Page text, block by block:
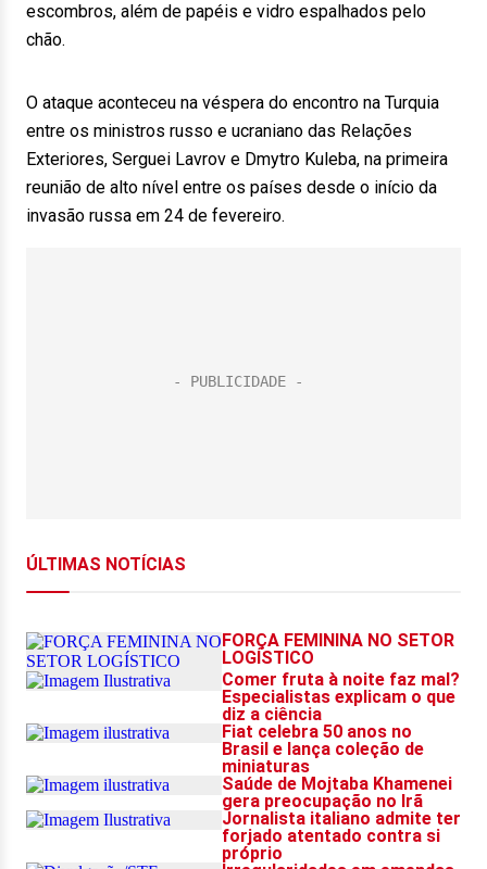
escombros, além de papéis e vidro espalhados pelo
chão.
O ataque aconteceu na véspera do encontro na Turquia
entre os ministros russo e ucraniano das Relações
Exteriores, Serguei Lavrov e Dmytro Kuleba, na primeira
reunião de alto nível entre os países desde o início da
invasão russa em 24 de fevereiro.